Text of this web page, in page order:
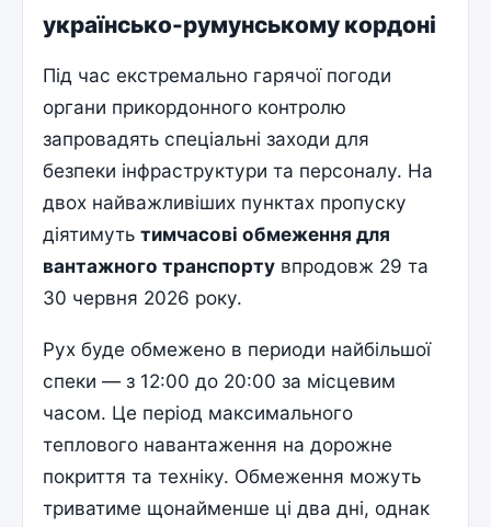
украї­нсько-румунському кордоні
Під час екстремально гарячої погоди
органи прикордонного контролю
запровадять спеціальні заходи для
безпеки інфраструктури та персоналу. На
двох найважливіших пунктах пропуску
діятимутьтимчасові обмеження для
вантажного транспорту впродовж 29 та
30 червня 2026 року.
Рух буде обмежено в периоди найбільшої
спеки — з 12:00 до 20:00 за місцевим
часом. Це період максимального
теплового навантаження на дорожне
покриття та техніку. Обмеження можуть
триватиме щонайменше ці два дні, однак